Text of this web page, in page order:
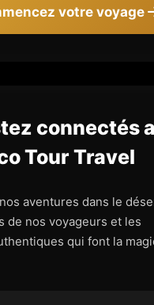
votre voyage
connectés
Tour Travel
aventures dans le
de nos voyageurs et les
qui font la